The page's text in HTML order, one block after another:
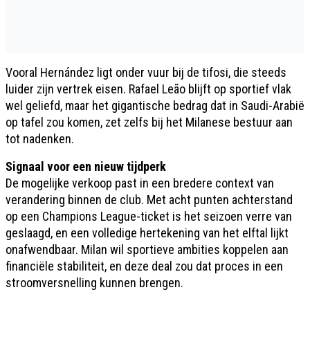
Vooral Hernández ligt onder vuur bij de tifosi, die steeds
luider zijn vertrek eisen. Rafael Leão blijft op sportief vlak
wel geliefd, maar het gigantische bedrag dat in Saudi-Arabië
op tafel zou komen, zet zelfs bij het Milanese bestuur aan
tot nadenken.
Signaal voor een nieuw tijdperk
De mogelijke verkoop past in een bredere context van
verandering binnen de club. Met acht punten achterstand
op een Champions League-ticket is het seizoen verre van
geslaagd, en een volledige hertekening van het elftal lijkt
onafwendbaar. Milan wil sportieve ambities koppelen aan
financiële stabiliteit, en deze deal zou dat proces in een
stroomversnelling kunnen brengen.